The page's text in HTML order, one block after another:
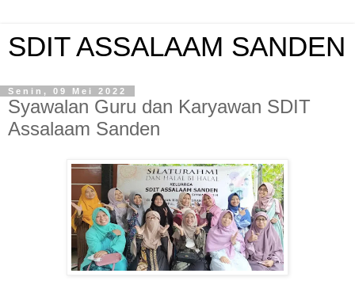
SDIT ASSALAAM SANDEN
Senin, 09 Mei 2022
Syawalan Guru dan Karyawan SDIT
Assalaam Sanden